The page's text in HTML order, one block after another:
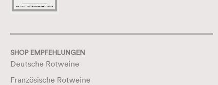
SHOP EMPFEHLUNGEN
Deutsche Rotweine
Französische Rotweine